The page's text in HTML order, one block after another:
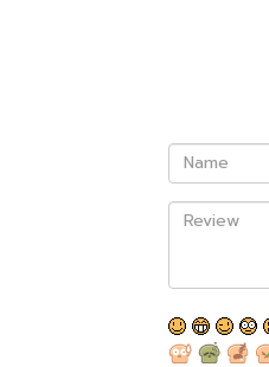
Name
Review